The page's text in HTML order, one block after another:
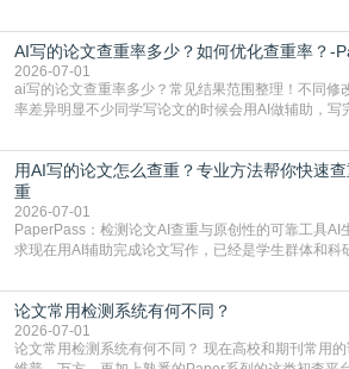
五遍还是过不了预检测的大有人在，这时候，找到靠
站，就能少走好多弯路。PaperPass：守护学术原创
容的学术合规痛点去年帮一个本科师弟改
AI写的论文查重率多少？如何优化查重率？-
2026-07-01
ai写的论文查重率多少？常见结果范围整理！不同修
率差异明显不少同学写论文的时候会用AI做辅助，写
实际情况和大家想的不太一样。AI训练依赖海量公开
内容本质是按照语义概率拼接已有内容，很容易和
直接引用整段已有内容，所以查重率偏高是
用AI写的论文怎么查重？专业方法帮你快速
重
2026-07-01
PaperPass：检测论文AI查重与原创性的可靠工具AI
求现在用AI辅助完成论文写作，已经是学生群体和科
但很多人忽略了，AI生成的内容天生带有重复风险
含大量已公开的学术内容、网络原创内容，AI输出内
复片
论文常用检测系统有何不同？
2026-07-01
论文常用检测系统有何不同？ 现在高校和期刊常用的论文查重系统主要是知网、